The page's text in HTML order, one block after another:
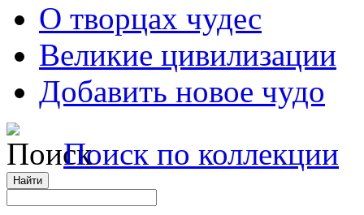
О творцах чудес
Великие цивилизации
Добавить новое чудо
Поиск по коллекции